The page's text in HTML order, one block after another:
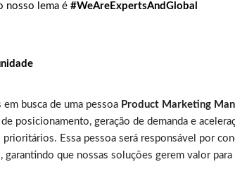
nosso lema é #WeAreExpertsAndGlobal
em busca de uma pessoa Product Marketing
posicionamento, geração de demanda e
prioritários. Essa pessoa será responsável por
garantindo que nossas soluções gerem valor